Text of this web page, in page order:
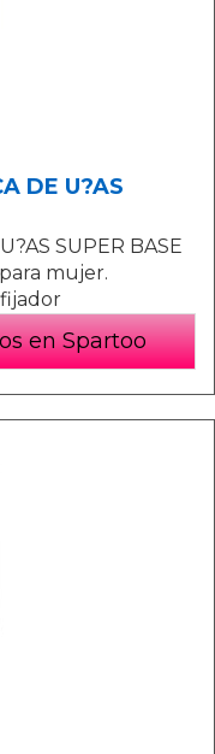
DE U?AS
SUPER BASE
mujer.
en Spartoo